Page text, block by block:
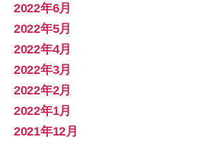
2022年6月
2022年5月
2022年4月
2022年3月
2022年2月
2022年1月
2021年12月